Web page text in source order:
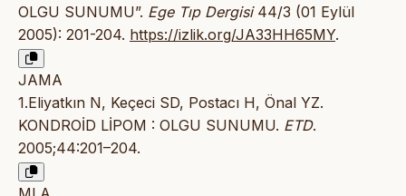
OLGU SUNUMU”. Ege Tıp Dergisi44/3 (01 Eylül
2005): 201-204. https://izlik.org/JA33HH65MY.
JAMA
1.Eliyatkın N, Keçeci SD, Postacı H, Önal YZ.
KONDROİD LİPOM : OLGU SUNUMU. ETD.
2005;44:201–204.